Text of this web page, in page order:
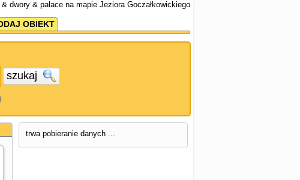
dwory & pałace na mapie Jeziora Goczałkowickiego
OBIEKT
szukaj
trwa pobieranie danych ...